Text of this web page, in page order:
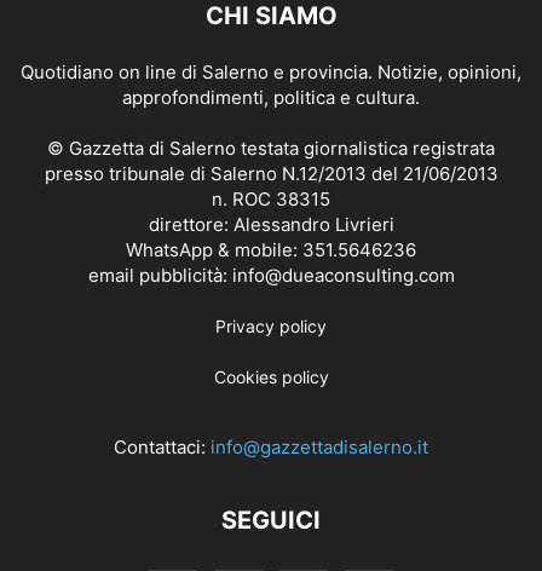
CHI SIAMO
Quotidiano on line di Salerno e provincia. Notizie, opinioni,
approfondimenti, politica e cultura.
© Gazzetta di Salerno testata giornalistica registrata
presso tribunale di Salerno N.12/2013 del 21/06/2013
n. ROC 38315
direttore: Alessandro Livrieri
WhatsApp & mobile: 351.5646236
email pubblicità: info@dueaconsulting.com
Privacy policy
Cookies policy
Contattaci: info@gazzettadisalerno.it
SEGUICI